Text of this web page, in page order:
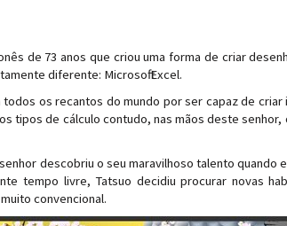
de 73 anos que criou uma forma de criar
diferente: Microsoft Excel.
todos os recantos do mundo por ser capaz de criar
tipos de cálculo contudo, nas mãos deste senhor,
descobriu o seu maravilhoso talento quando
tempo livre, Tatsuo decidiu procurar novas
convencional.